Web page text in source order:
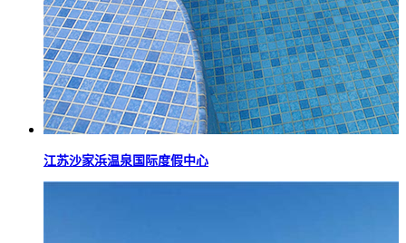
江苏沙家浜温泉国际度假中心